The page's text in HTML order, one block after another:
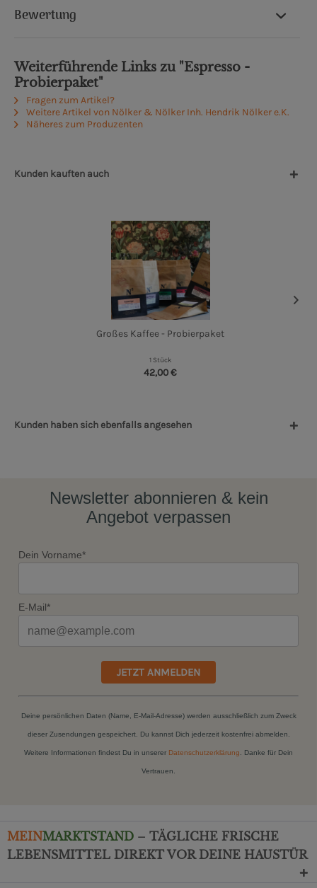
Bewertung
Weiterführende Links zu "Espresso -
Probierpaket"
Fragen zum Artikel?
Weitere Artikel von Nölker & Nölker Inh. Hendrik Nölker e.K.
Näheres zum Produzenten
Kunden kauften auch
Großes Kaffee - Probierpaket
1 Stück
42,00 €
Kunden haben sich ebenfalls angesehen
Newsletter abonnieren & kein
Angebot verpassen
Dein Vorname*
E-Mail*
JETZT ANMELDEN
Deine persönlichen Daten (Name, E-Mail-Adresse) werden ausschließlich zum Zweck
dieser Zusendungen gespeichert. Du kannst Dich jederzeit kostenfrei abmelden.
Weitere Informationen findest Du in unserer Datenschutzerklärung . Danke für Dein
Vertrauen.
MEINMARKTSTAND – TÄGLICHE FRISCHE
LEBENSMITTEL DIREKT VOR DEINE HAUSTÜR